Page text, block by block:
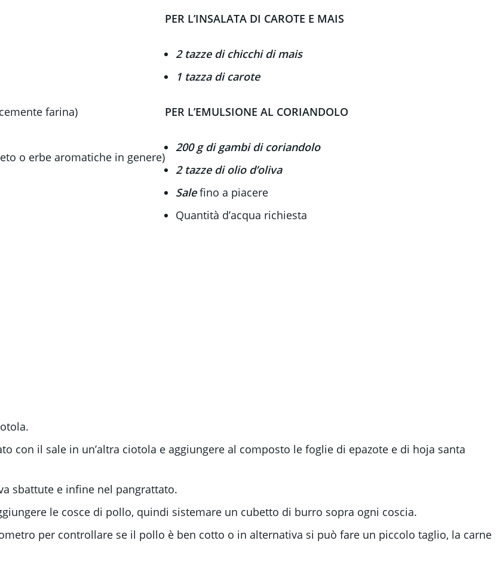
farina)
o erbe aromatiche in genere)
PER L’INSALATA DI CAROTE E MAIS
2 tazze di chicchi di mais
1 tazza di carote
PER L’EMULSIONE AL CORIANDOLO
200 g di gambi di coriandolo
2 tazze di olio d’oliva
Salefino a piacere
Quantità d’acqua richiesta
con il sale in un’altra ciotola e aggiungere al composto le foglie di epazote e di hoja santa
sbattute e infine nel pangrattato.
le cosce di pollo, quindi sistemare un cubetto di burro sopra ogni coscia.
per controllare se il pollo è ben cotto o in alternativa si può fare un piccolo taglio, la carne